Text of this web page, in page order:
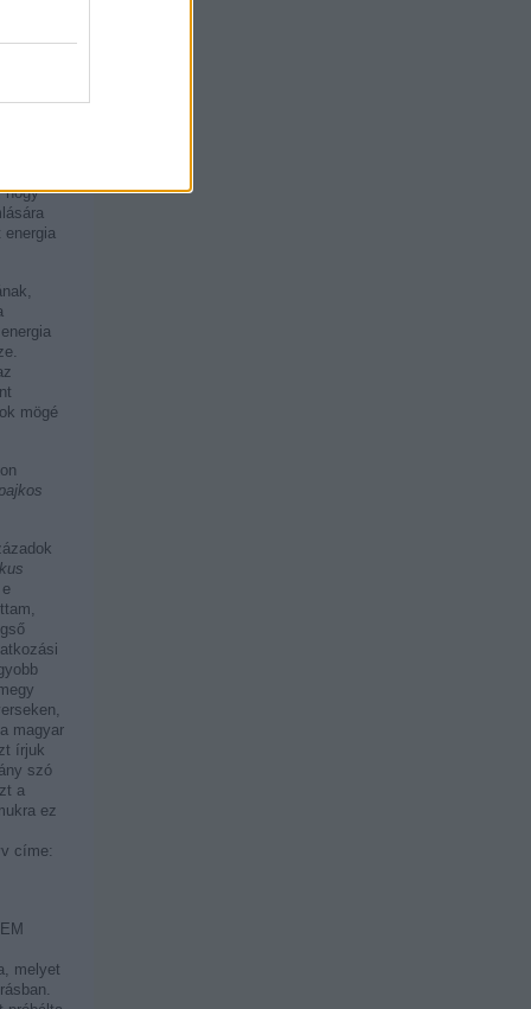
Sőt!
hogy
mögé
magyar
írjuk
szó
a
ez
címe:
melyet